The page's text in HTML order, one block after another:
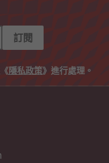
訂閱
隱私政策》進行處理。